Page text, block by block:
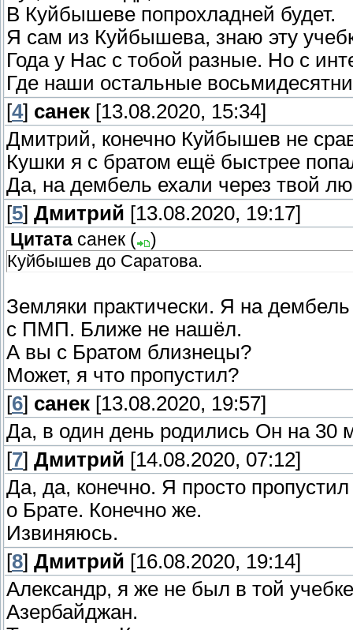
В Куйбышеве попрохладней будет.
Я сам из Куйбышева, знаю эту
Года у Нас с тобой разные. Но с
Где наши остальные
[4] санек [13.08.2020, 15:34]
Дмитрий, конечно Куйбышев не
Кушки я с братом ещё быстрее
Да, на дембель ехали через твой
[5] Дмитрий [13.08.2020, 19:17]
Цитата санек (
)
Куйбышев до Саратова.
Земляки практически. Я на
с ПМП. Ближе не нашёл.
А вы с Братом близнецы?
Может, я что пропустил?
[6] санек [13.08.2020, 19:57]
Да, в один день родились Он на 30
[7] Дмитрий [14.08.2020, 07:12]
Да, да, конечно. Я просто
о Брате. Конечно же.
Извиняюсь.
[8] Дмитрий [16.08.2020, 19:14]
Александр, я же не был в той
Азербайджан.